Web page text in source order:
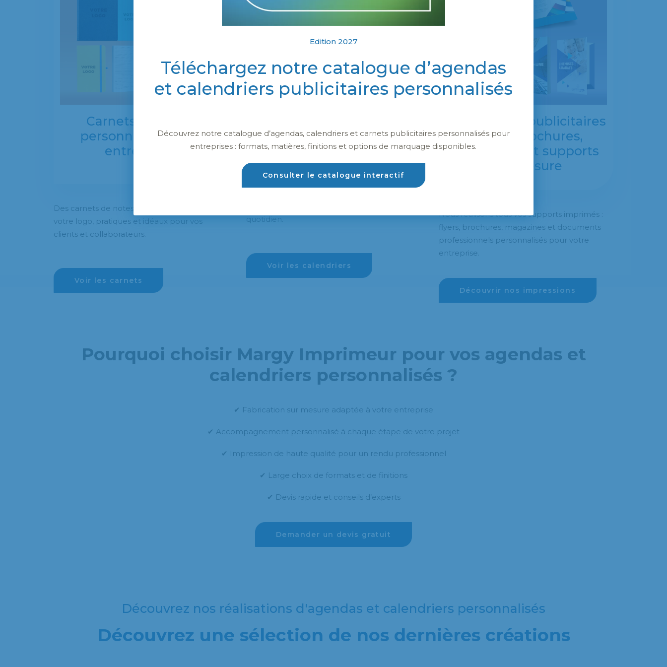
Carnets de notes
personnalisés pour
entreprises
Des carnets de notes personnalisés avec
votre logo, pratiques et idéaux pour vos
clients et collaborateurs.
Voir les carnets
personnalisés
quotidien.
Voir les calendriers
Impressions publicitaires
: flyers, brochures,
magazines et supports
sur mesure
Nous réalisons tous vos supports imprimés :
flyers, brochures, magazines et documents
professionnels personnalisés pour votre
entreprise.
Découvrir nos impressions
Pourquoi choisir Margy Imprimeur pour vos agendas et
calendriers personnalisés ?
✔ Fabrication sur mesure adaptée à votre entreprise
✔ Accompagnement personnalisé à chaque étape de votre projet
✔ Impression de haute qualité pour un rendu professionnel
✔ Large choix de formats et de finitions
✔ Devis rapide et conseils d’experts
Demander un devis gratuit
Découvrez nos réalisations d'agendas et calendriers personnalisés
Découvrez une sélection de nos dernières créations
Edition 2027
Téléchargez notre catalogue d’agendas
et calendriers publicitaires personnalisés
Découvrez notre catalogue d’agendas, calendriers et carnets publicitaires personnalisés pour
entreprises : formats, matières, finitions et options de marquage disponibles.
Consulter le catalogue interactif